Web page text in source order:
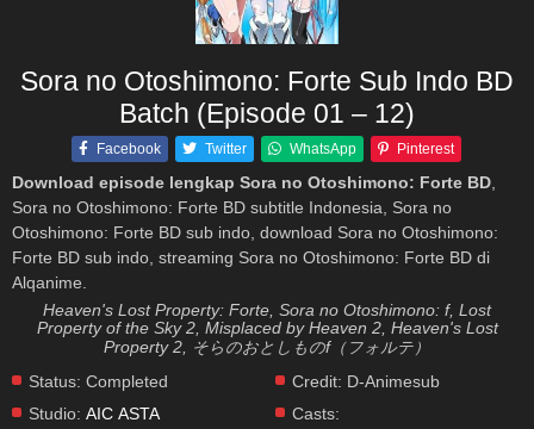
Sora no Otoshimono: Forte Sub Indo BD
Batch (Episode 01 – 12)
Facebook Twitter WhatsApp Pinterest
Download episode lengkap Sora no Otoshimono: Forte BD,
Sora no Otoshimono: Forte BD subtitle Indonesia, Sora no
Otoshimono: Forte BD sub indo, download Sora no Otoshimono:
Forte BD sub indo, streaming Sora no Otoshimono: Forte BD di
Alqanime.
Heaven's Lost Property: Forte, Sora no Otoshimono: f, Lost
Property of the Sky 2, Misplaced by Heaven 2, Heaven's Lost
Property 2, そらのおとしものf（フォルテ）
Status: Completed
Studio: AIC ASTA
Credit: D-Animesub
Casts: